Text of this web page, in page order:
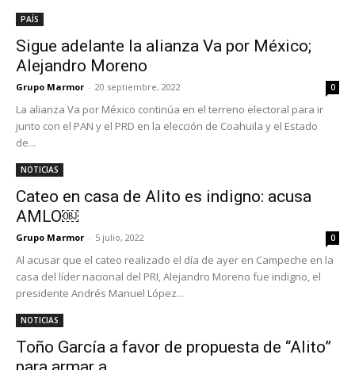
PAÍS
Sigue adelante la alianza Va por México;
Alejandro Moreno
Grupo Marmor - 20 septiembre, 2022 0
La alianza Va por México continúa en el terreno electoral para ir
junto con el PAN y el PRD en la elección de Coahuila y el Estado
de...
NOTICIAS
Cateo en casa de Alito es indigno: acusa
AMLO￼
Grupo Marmor - 5 julio, 2022 0
Al acusar que el cateo realizado el día de ayer en Campeche en la
casa del líder nacional del PRI, Alejandro Moreno fue indigno, el
presidente Andrés Manuel López...
NOTICIAS
Toño García a favor de propuesta de “Alito”